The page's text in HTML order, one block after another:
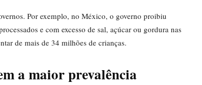
Por exemplo, no México, o governo proibiu
​​e com excesso de sal, açúcar ou gordura nas
de mais de 34 milhões de crianças.
a maior prevalência